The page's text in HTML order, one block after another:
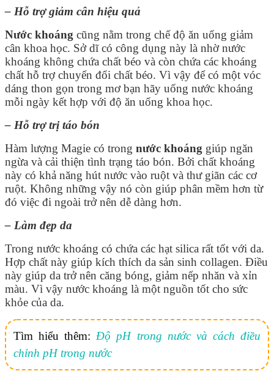
– Hỗ trợ giảm cân hiệu quả
Nước khoáng cũng nằm trong chế độ ăn uống giảm
cân khoa học. Sở dĩ có công dụng này là nhờ nước
khoáng không chứa chất béo và còn chứa các khoáng
chất hỗ trợ chuyển đổi chất béo. Vì vậy để có một vóc
dáng thon gọn trong mơ bạn hãy uống nước khoáng
mỗi ngày kết hợp với độ ăn uống khoa học.
– Hỗ trợ trị táo bón
Hàm lượng Magie có trong nước khoáng giúp ngăn
ngừa và cải thiện tình trạng táo bón. Bởi chất khoáng
này có khả năng hút nước vào ruột và thư giãn các cơ
ruột. Không những vậy nó còn giúp phân mềm hơn từ
đó việc đi ngoài trở nên dễ dàng hơn.
– Làm đẹp da
Trong nước khoáng có chứa các hạt silica rất tốt với da.
Hợp chất này giúp kích thích da sản sinh collagen. Điều
này giúp da trở nên căng bóng, giảm nếp nhăn và xỉn
màu. Vì vậy nước khoáng là một nguồn tốt cho sức
khỏe của da.
Tìm hiểu thêm:Độ pH trong nước và cách điều
chỉnh pH trong nước